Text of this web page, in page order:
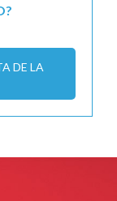
DE LA